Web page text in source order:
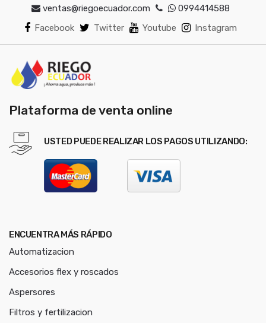
ventas@riegoecuador.com
0994414588
Facebook
Twitter Youtube Instagram
Plataforma de venta online
USTED PUEDE REALIZAR LOS PAGOS UTILIZANDO:
ENCUENTRA MÁS RÁPIDO
Automatizacion
Accesorios flex y roscados
Aspersores
Filtros y fertilizacion